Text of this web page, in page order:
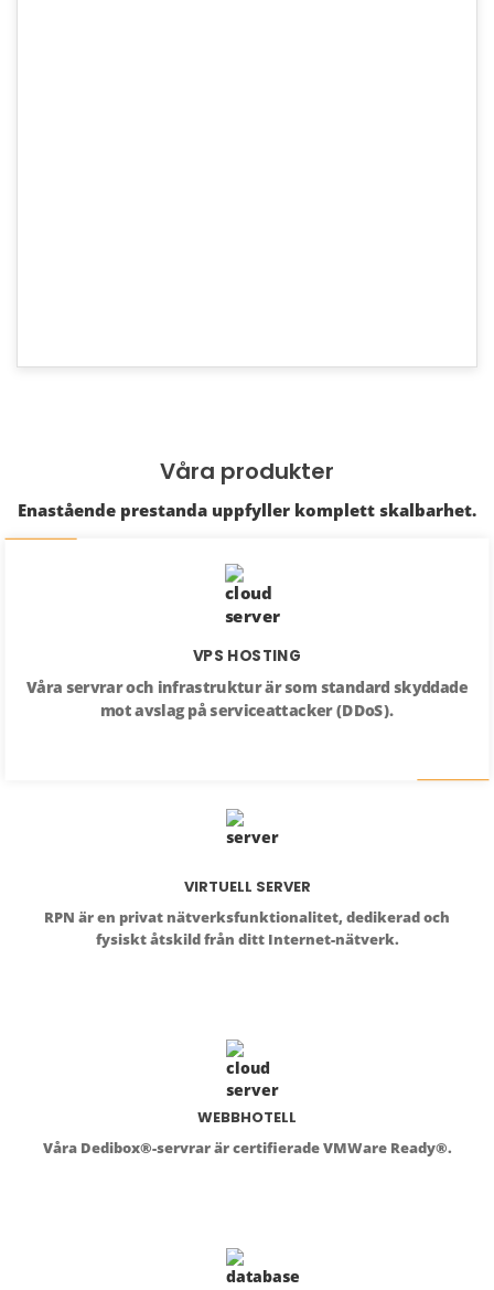
Våra produkter
Enastående prestanda uppfyller komplett skalbarhet.
VPS HOSTING
Våra servrar och infrastruktur är som standard skyddade
mot avslag på serviceattacker (DDoS).
VIRTUELL SERVER
RPN är en privat nätverksfunktionalitet, dedikerad och
fysiskt åtskild från ditt Internet-nätverk.
WEBBHOTELL
Våra Dedibox®-servrar är certifierade VMWare Ready®.